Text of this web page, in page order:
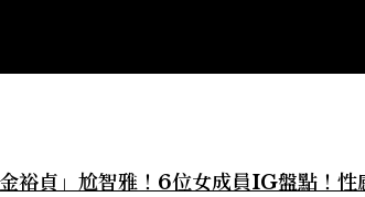
裕貞」尬智雅！6位女成員IG盤點！性